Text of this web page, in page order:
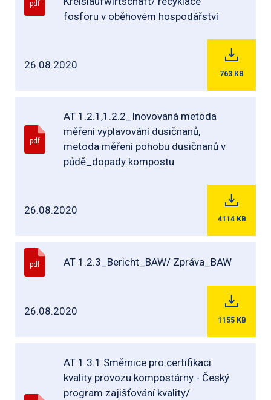
pdf
fosforu v oběhovém hospodářství
26.08.2020
763 KB
pdf
AT 1.2.1,1.2.2_Inovovaná metoda
měření vyplavování dusičnanů,
metoda měření pohobu dusičnanů v
půdě_dopady kompostu
26.08.2020
4114 KB
pdf AT 1.2.3_Bericht_BAW/ Zpráva_BAW
26.08.2020
1155 KB
AT 1.3.1 Směrnice pro certifikaci
kvality provozu kompostárny - Český
program zajišťování kvality/